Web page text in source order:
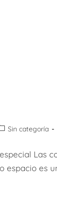
Sin categoría
Las
espacio es